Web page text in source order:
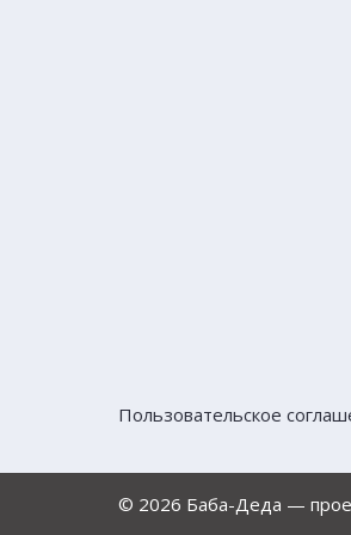
Пользовательское
© 2026 Баба-Деда —